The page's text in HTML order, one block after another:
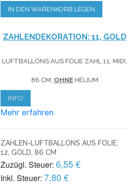
IN DEN WARENKORB LEGEN
ZAHLENDEKORATION: 11, GOLD
LUFTBALLONS AUS FOLIE ZAHL 11, MIDI,
86 CM, OHNEHELIUM
INFO
Mehr erfahren
ZAHLEN-LUFTBALLONS AUS FOLIE,
12, GOLD, 86 CM
Zuzügl. Steuer: 6,55 €
Inkl. Steuer: 7,80 €